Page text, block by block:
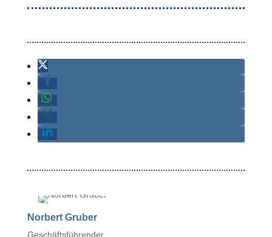
Norbert Gruber
Geschäftsführender